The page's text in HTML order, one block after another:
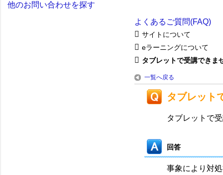
他のお問い合わせを探す
よくあるご質問(FAQ)
サイトについて
eラーニングについて
タブレットで受講できま
一覧へ戻る
タブレット
タブレットで
回答
事象により対